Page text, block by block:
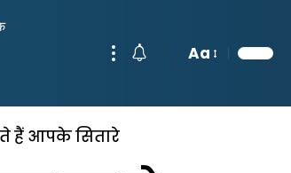
Aa
हैं आपके सितारे